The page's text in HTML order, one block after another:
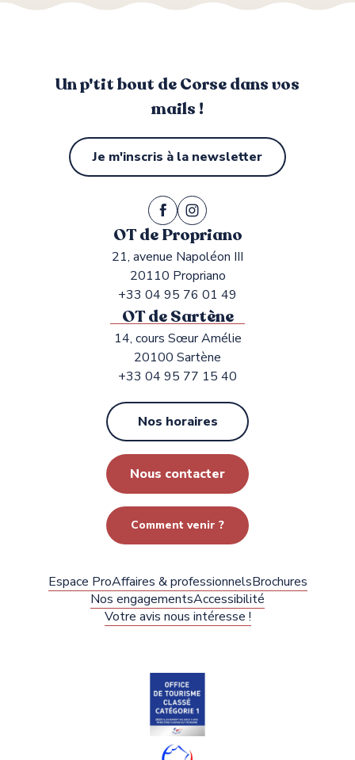
Un p'tit bout de Corse dans vos
mails !
Je m'inscris à la newsletter
OT de Propriano
21, avenue Napoléon III
20110 Propriano
+33 04 95 76 01 49
OT de Sartène
14, cours Sœur Amélie
20100 Sartène
+33 04 95 77 15 40
Nos horaires
Nous contacter
Comment venir ?
Espace ProAffaires & professionnelsBrochures
Nos engagementsAccessibilité
Votre avis nous intéresse !